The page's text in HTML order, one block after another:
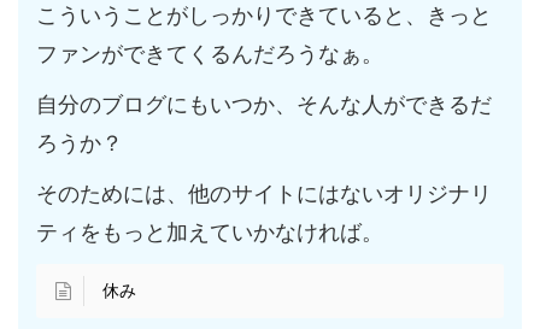
こういうことがしっかりできていると、きっと
ファンができてくるんだろうなぁ。
自分のブログにもいつか、そんな人ができるだ
ろうか？
そのためには、他のサイトにはないオリジナリ
ティをもっと加えていかなければ。
休み